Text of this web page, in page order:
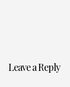
l’article
Leave a Reply